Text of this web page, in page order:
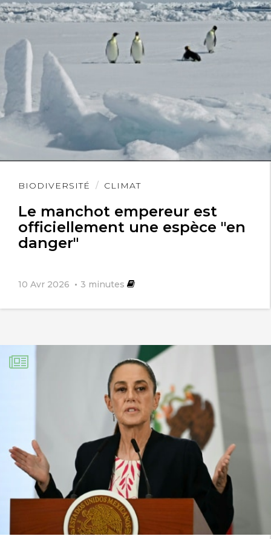
BIODIVERSITÉ CLIMAT
Le manchot empereur est
officiellement une espèce "en
danger"
10 Avr 2026 3 minutes
Lire